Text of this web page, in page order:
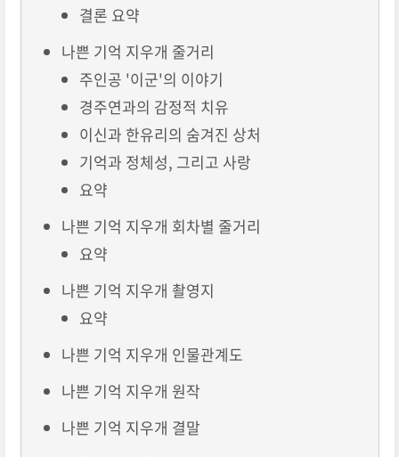
결론 요약
나쁜 기억 지우개 줄거리
주인공 '이군'의 이야기
경주연과의 감정적 치유
이신과 한유리의 숨겨진 상처
기억과 정체성, 그리고 사랑
요약
나쁜 기억 지우개 회차별 줄거리
요약
나쁜 기억 지우개 촬영지
요약
나쁜 기억 지우개 인물관계도
나쁜 기억 지우개 원작
나쁜 기억 지우개 결말